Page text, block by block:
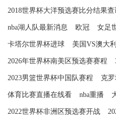
2018世界杯大洋预选赛比分结果查
nba湖人队最新消息 欧冠 女足
卡塔尔世界杯进球 美国VS澳大
2026年世界杯南美区预选赛赛程
2023男篮世界杯中国队赛程 克
体育比赛直播在线看 nba重播
2022世界杯非洲区预选赛开战